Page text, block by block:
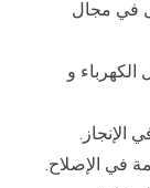
في مجال
و
الإنجاز.
في الإصلاح.